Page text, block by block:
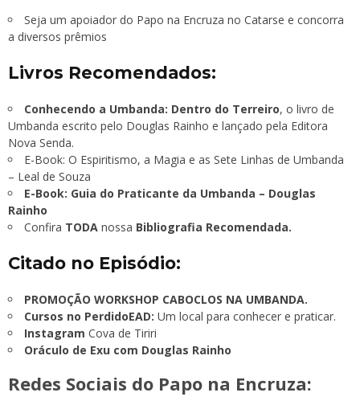
Seja um apoiador do Papo na Encruza no Catarse e concorra
a diversos prêmios
Livros Recomendados:
Conhecendo a Umbanda: Dentro do Terreiro, o livro de
Umbanda escrito pelo Douglas Rainho e lançado pela Editora
Nova Senda.
E-Book: O Espiritismo, a Magia e as Sete Linhas de Umbanda
– Leal de Souza
E-Book: Guia do Praticante da Umbanda – Douglas
Rainho
Confira TODA nossa Bibliografia Recomendada.
Citado no Episódio:
PROMOÇÃO WORKSHOP CABOCLOS NA UMBANDA.
Cursos no PerdidoEAD: Um local para conhecer e praticar.
Instagram Cova de Tiriri
Oráculo de Exu com Douglas Rainho
Redes Sociais do Papo na Encruza: